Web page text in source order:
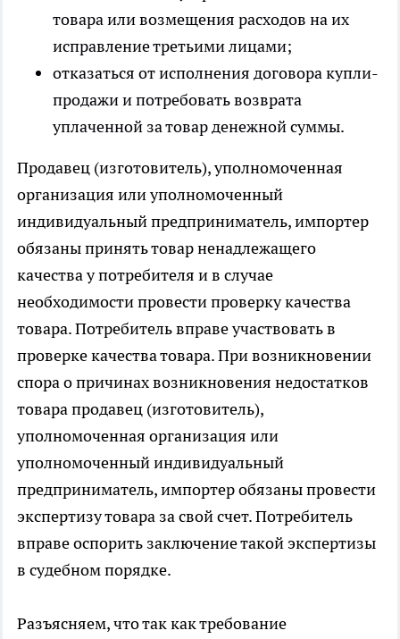
товара или возмещения расходов на их
исправление третьими лицами;
отказаться от исполнения договора купли-
продажи и потребовать возврата
уплаченной за товар денежной суммы.
Продавец (изготовитель), уполномоченная
организация или уполномоченный
индивидуальный предприниматель, импортер
обязаны принять товар ненадлежащего
качества у потребителя и в случае
необходимости провести проверку качества
товара. Потребитель вправе участвовать в
проверке качества товара. При возникновении
спора о причинах возникновения недостатков
товара продавец (изготовитель),
уполномоченная организация или
уполномоченный индивидуальный
предприниматель, импортер обязаны провести
экспертизу товара за свой счет. Потребитель
вправе оспорить заключение такой экспертизы
в судебном порядке.
Разъясняем, что так как требование